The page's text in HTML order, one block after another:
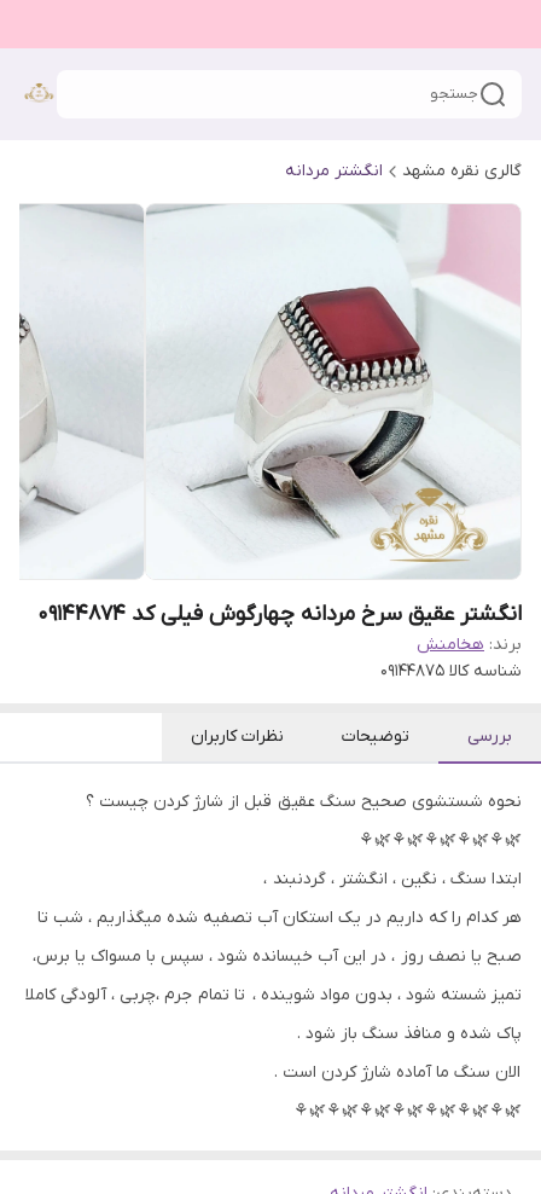
جستجو
گالری نقره مشهد انگشتر مردانه
انگشتر عقیق سرخ مردانه چهارگوش فیلی کد 09144874
برند: هخامنش
شناسه کالا 09144875
بررسی توضیحات نظرات کاربران
نحوه شستشوی صحیح سنگ عقیق قبل از شارژ کردن چیست ؟
🌿⚘🌿⚘🌿⚘🌿⚘🌿⚘
ابتدا سنگ ، نگین ، انگشتر ، گردنبند ،
هر کدام را که داریم در یک استکان آب تصفیه شده میگذاریم ، شب تا
صبح یا نصف روز ، در این آب خیسانده شود ، سپس با مسواک یا برس،
تمیز شسته شود ، بدون مواد شوینده ، تا تمام جرم ،چربی ، آلودگی کاملا
پاک شده و منافذ سنگ باز شود .
الان سنگ ما آماده شارژ کردن است .
🌿⚘🌿⚘🌿⚘🌿⚘🌿⚘🌿⚘🌿⚘